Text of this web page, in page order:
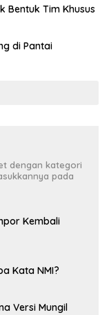
Bentuk Tim Khusus
di Pantai
dengan kategori
pada
Kembali
Kata NMI?
Versi Mungil